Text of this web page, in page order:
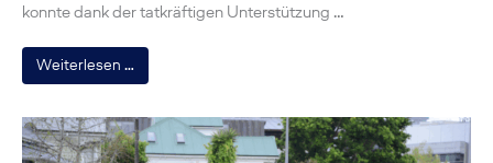
konnte dank der tatkräftigen Unterstützung …
Weiterlesen …